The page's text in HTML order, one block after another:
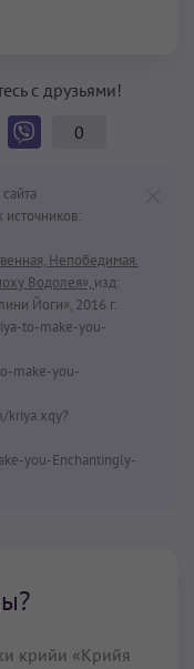
с друзьями!
0
Непобедимая.
Водолея», изд:
Йоги», 2016 г.
to-make-you-
make-you-
kriya.xqy?
you-Enchantingly-
крийи «Крийя